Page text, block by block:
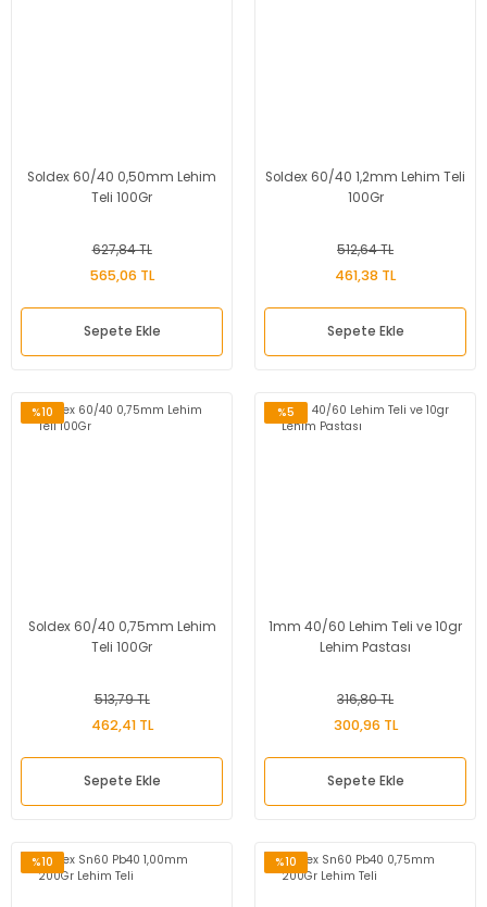
Soldex 60/40 0,50mm Lehim
Teli 100Gr
627,84 TL
565,06 TL
Sepete Ekle
Soldex 60/40 1,2mm Lehim Teli
100Gr
512,64 TL
461,38 TL
Sepete Ekle
%10
Soldex 60/40 0,75mm Lehim
Teli 100Gr
513,79 TL
462,41 TL
Sepete Ekle
%5
1mm 40/60 Lehim Teli ve 10gr
Lehim Pastası
316,80 TL
300,96 TL
Sepete Ekle
%10 %10